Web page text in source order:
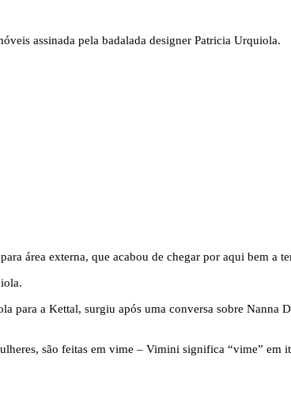
assinada pela badalada designer Patricia Urquiola.
área externa, que acabou de chegar por aqui bem a
para a Kettal, surgiu após uma conversa sobre Nanna
são feitas em vime – Vimini significa “vime” em